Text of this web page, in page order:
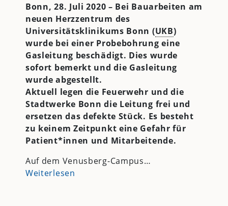
Bonn, 28. Juli 2020 – Bei Bauarbeiten am
neuen Herzzentrum des
Universitätsklinikums Bonn (UKB)
wurde bei einer Probebohrung eine
Gasleitung beschädigt. Dies wurde
sofort bemerkt und die Gasleitung
wurde abgestellt.
Aktuell legen die Feuerwehr und die
Stadtwerke Bonn die Leitung frei und
ersetzen das defekte Stück. Es besteht
zu keinem Zeitpunkt eine Gefahr für
Patient*innen und Mitarbeitende.
Auf dem Venusberg-Campus…
Weiterlesen